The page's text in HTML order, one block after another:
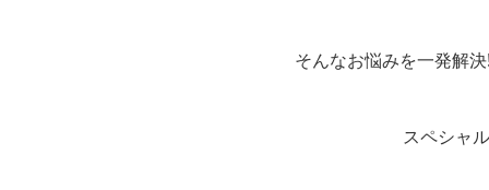
そんなお悩みを一発解
スペシャ